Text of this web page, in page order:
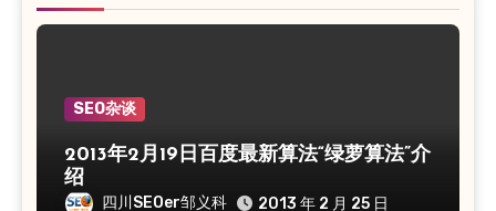
SEO杂谈
2013年2月19日百度最新算法“绿萝算法”介
绍
四川SEOer邹义科 2013 年 2 月 25 日